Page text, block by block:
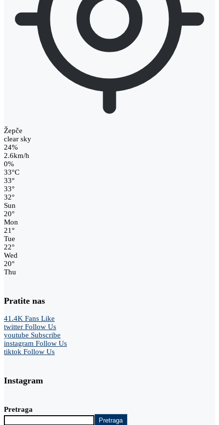
Žepče
clear sky
24%
2.6km/h
0%
33°C
33°
33°
32°
Sun
20°
Mon
21°
Tue
22°
Wed
20°
Thu
Pratite nas
41.4K Fans Like
twitter Follow Us
youtube Subscribe
instagram Follow Us
tiktok Follow Us
Instagram
Pretraga
Pretraga